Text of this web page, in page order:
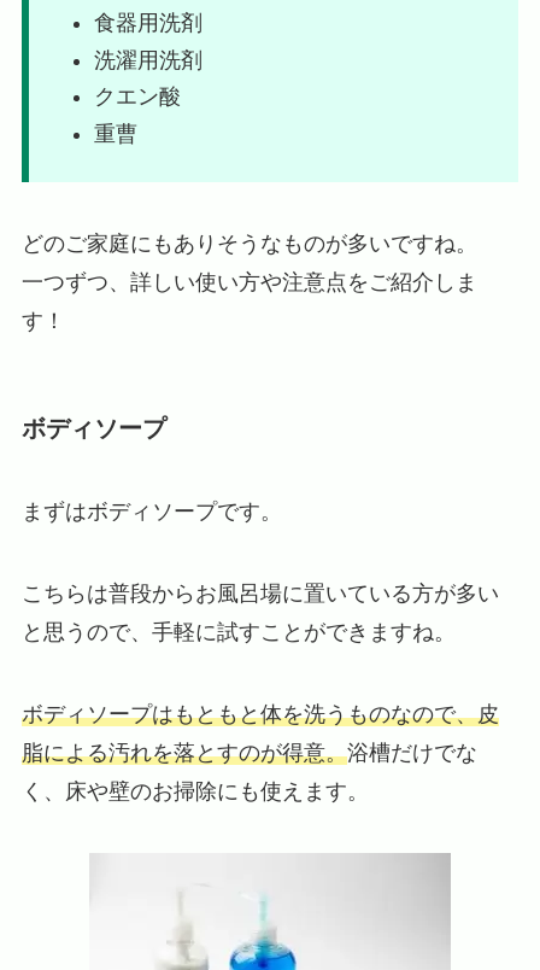
食器用洗剤
洗濯用洗剤
クエン酸
重曹
どのご家庭にもありそうなものが多いですね。
一つずつ、詳しい使い方や注意点をご紹介しま
す！
ボディソープ
まずはボディソープです。
こちらは普段からお風呂場に置いている方が多い
と思うので、手軽に試すことができますね。
ボディソープはもともと体を洗うものなので、皮
脂による汚れを落とすのが得意。浴槽だけでな
く、床や壁のお掃除にも使えます。